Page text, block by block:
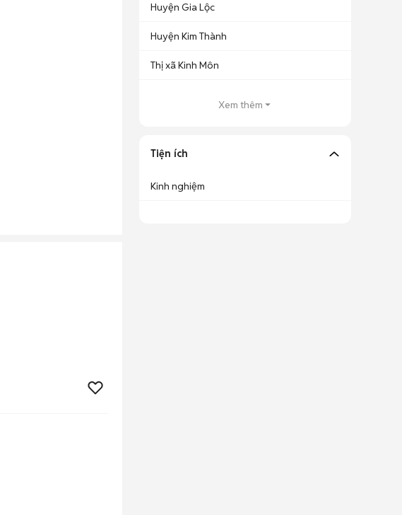
Huyện Gia Lộc
Huyện Kim Thành
Thị xã Kinh Môn
Xem thêm
Tiện ích
Kinh nghiệm